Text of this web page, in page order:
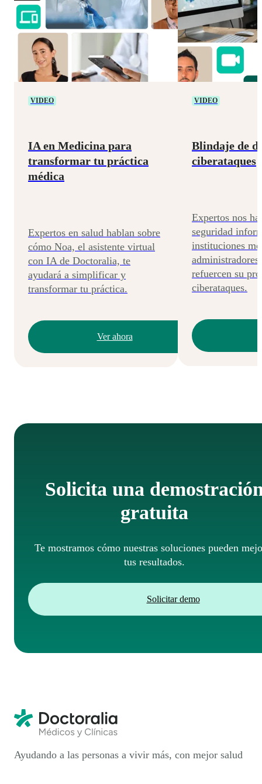
VIDEO
IA en Medicina para
transformar tu práctica
médica
Expertos en salud hablan sobre
cómo Noa, el asistente virtual
con IA de Doctoralia, te
ayudará a simplificar y
transformar tu práctica.
Ver ahora
VIDEO
Blindaje de
ciberataques
Expertos nos
seguridad
instituciones
refuercen su
ciberataques.
Solicita una
gratuita
Te mostramos cómo nuestras soluciones pueden
tus resultados.
Solicitar demo
Ayudando a las personas a vivir más, con mejor salud